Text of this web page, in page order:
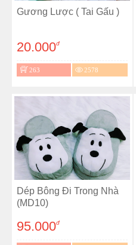
Gương Lược ( Tai Gấu )
20.000đ
263 2578
Dép Bông Đi Trong Nhà
(MD10)
95.000đ